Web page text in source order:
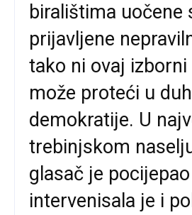
biralištima uočene
prijavljene
tako ni ovaj izborni
može proteći u
demokratije. U
trebinjskom
glasač je
intervenisala je i